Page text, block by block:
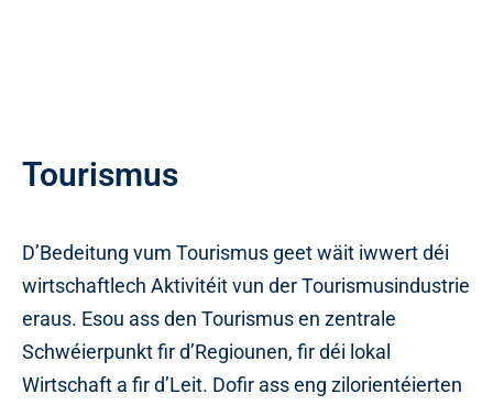
Tourismus
D’Bedeitung vum Tourismus geet wäit iwwert déi
wirtschaftlech Aktivitéit vun der Tourismusindustrie
eraus. Esou ass den Tourismus en zentrale
Schwéierpunkt fir d’Regiounen, fir déi lokal
Wirtschaft a fir d’Leit. Dofir ass eng zilorientéierten